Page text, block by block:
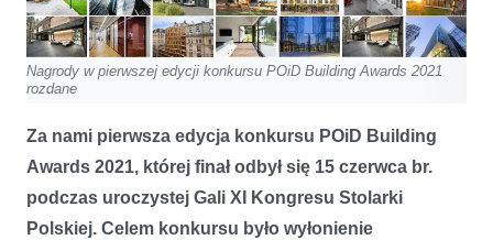
Nagrody w pierwszej edycji konkursu POiD Building Awards 2021
rozdane
Za nami pierwsza edycja konkursu POiD Building
Awards 2021, której finał odbył się 15 czerwca br.
podczas uroczystej Gali XI Kongresu Stolarki
Polskiej. Celem konkursu było wyłonienie